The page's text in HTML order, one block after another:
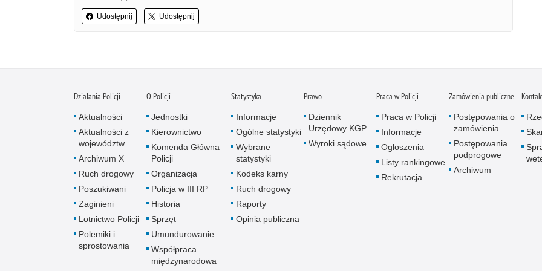
Udostępnij Udostępnij
Działania Policji
Aktualności
Aktualności z
województw
Archiwum X
Ruch drogowy
Poszukiwani
Zaginieni
Lotnictwo Policji
Polemiki i
sprostowania
O Policji
Jednostki
Kierownictwo
Komenda Główna
Policji
Organizacja
Policja w III RP
Historia
Sprzęt
Umundurowanie
Współpraca
międzynarodowa
Statystyka
Informacje
Ogólne statystyki
Wybrane
statystyki
Kodeks karny
Ruch drogowy
Raporty
Opinia publiczna
Prawo
Dziennik
Urzędowy KGP
Wyroki sądowe
Praca w Policji
Praca w Policji
Informacje
Ogłoszenia
Listy rankingowe
Rekrutacja
Zamówienia publiczne
Postępowania o
zamówienia
Postępowania
podprogowe
Archiwum